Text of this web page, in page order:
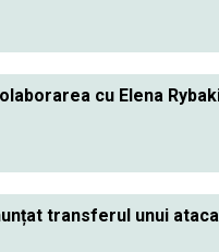
cu Elena
transferul unui